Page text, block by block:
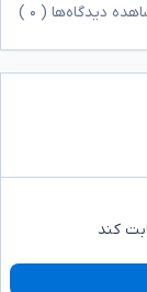
دیدگاه‌ها ( ۰
کند